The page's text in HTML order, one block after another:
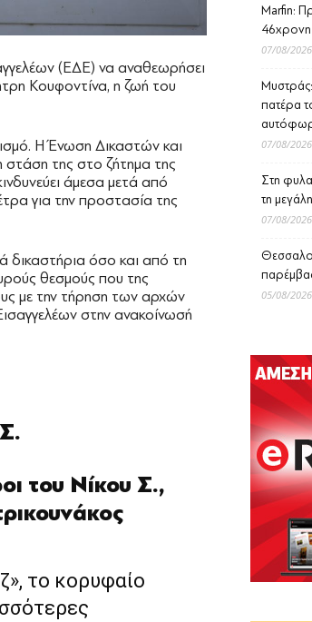
(ΕΔΕ) να αναθεωρήσει
Κουφοντίνα, η ζωή του
Η Ένωση Δικαστών και
στάση της στο ζήτημα της
άμεσα μετά από
για την προστασία της
δικαστήρια όσο και από τη
θεσμούς που της
με την τήρηση των αρχών
στην ανακοίνωσή
του Νίκου Σ.,
το κορυφαίο
Marfin:
46χρονη
07/08/2026
πατέρα
07/08/2026
Στη
τη
07/08/2026
05/08/2026